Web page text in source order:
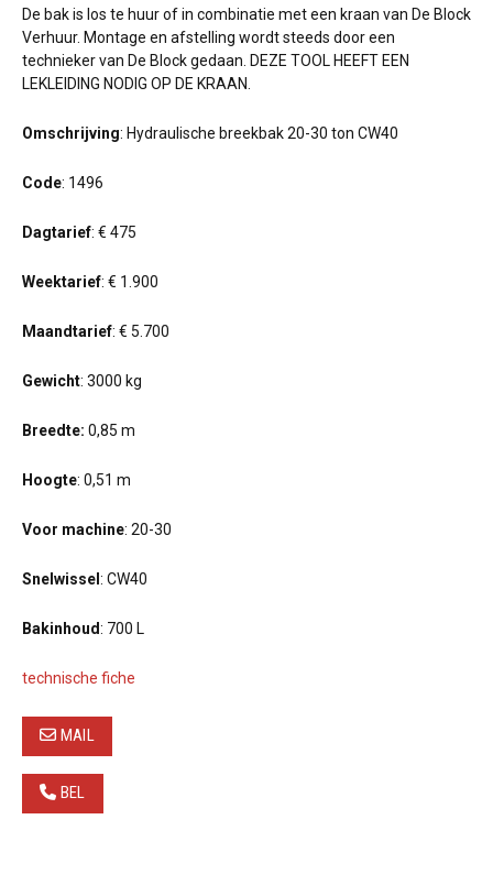
De bak is los te huur of in combinatie met een kraan van De Block
Verhuur. Montage en afstelling wordt steeds door een
technieker van De Block gedaan. DEZE TOOL HEEFT EEN
LEKLEIDING NODIG OP DE KRAAN.
Omschrijving: Hydraulische breekbak 20-30 ton CW40
Code: 1496
Dagtarief: € 475
Weektarief: € 1.900
Maandtarief: € 5.700
Gewicht: 3000 kg
Breedte: 0,85 m
Hoogte: 0,51 m
Voor machine: 20-30
Snelwissel : CW40
Bakinhoud: 700 L
technische fiche
MAIL
BEL